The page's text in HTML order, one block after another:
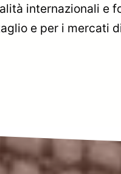
internazionali e
e per i mercati